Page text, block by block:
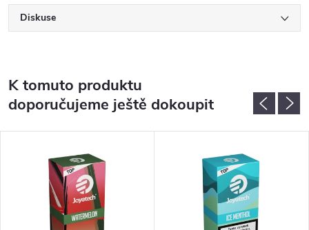
Diskuse
K tomuto produktu
doporučujeme ještě dokoupit